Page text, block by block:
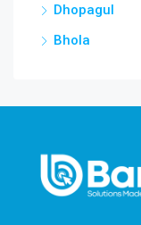
Dhopagul
Bhola